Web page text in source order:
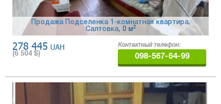
Продажа Подселенка 1-комнатная квартира,
Салтовка, 0 м 2
278 445 UAH
(6 504 $)
Контактный телефон:
098-567-64-99